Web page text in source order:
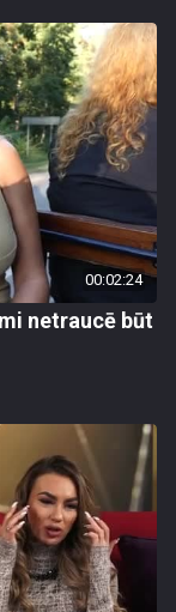
00:02:24
netraucē būt